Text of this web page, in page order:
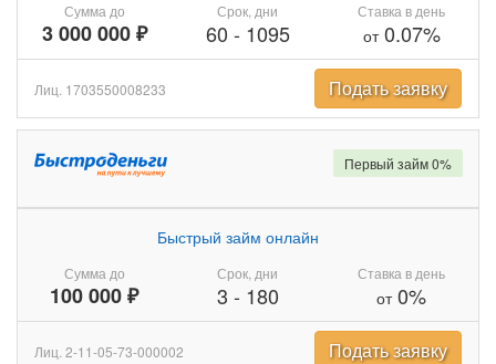
Сумма до
3 000 000 ₽
Срок, дни
60 - 1095
Ставка в день
от0.07%
Лиц. 1703550008233 Подать заявку
Сумма до
100 000 ₽
Быстрый займ онлайн
Срок, дни
3 - 180
Ставка в день
от0%
Первый займ 0%
Лиц. 2-11-05-73-000002 Подать заявку